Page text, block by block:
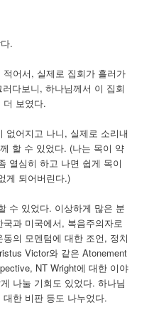
.
어서, 실제로 집회가 흘러가
다보니, 하나님께서 이 집회
더 보였다.
없어지고 나니, 실제로 소리내
할 수 있었다. (나는 목이 약
열심히 하고 나면 쉽게 목이
게 되어버린다.)
수 있었다. 이상하게 많은 분
과 미국에서, 복음주의자로
의 모멘텀에 대한 조언, 정치
Victor와 같은 Atonement
NT Wright에 대한 이야
나눌 기회도 있었다. 하나님
한 비판 등도 나누었다.